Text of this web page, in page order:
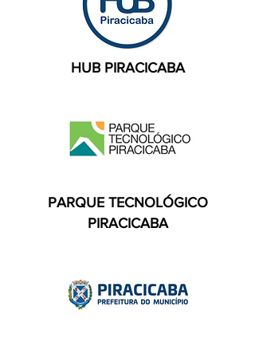
HUB PIRACICABA
PARQUE TECNOLÓGICO
PIRACICABA